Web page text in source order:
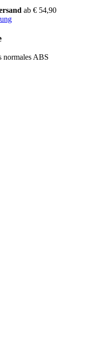
ab € 54,90
normales ABS